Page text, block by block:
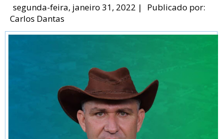
segunda-feira, janeiro 31, 2022 |
Publicado por:
Carlos Dantas